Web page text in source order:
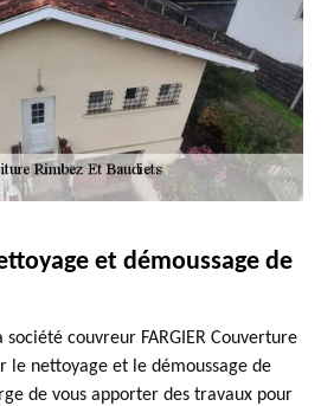
et démoussage de
société couvreur FARGIER Couverture
le nettoyage et le démoussage de
de vous apporter des travaux pour